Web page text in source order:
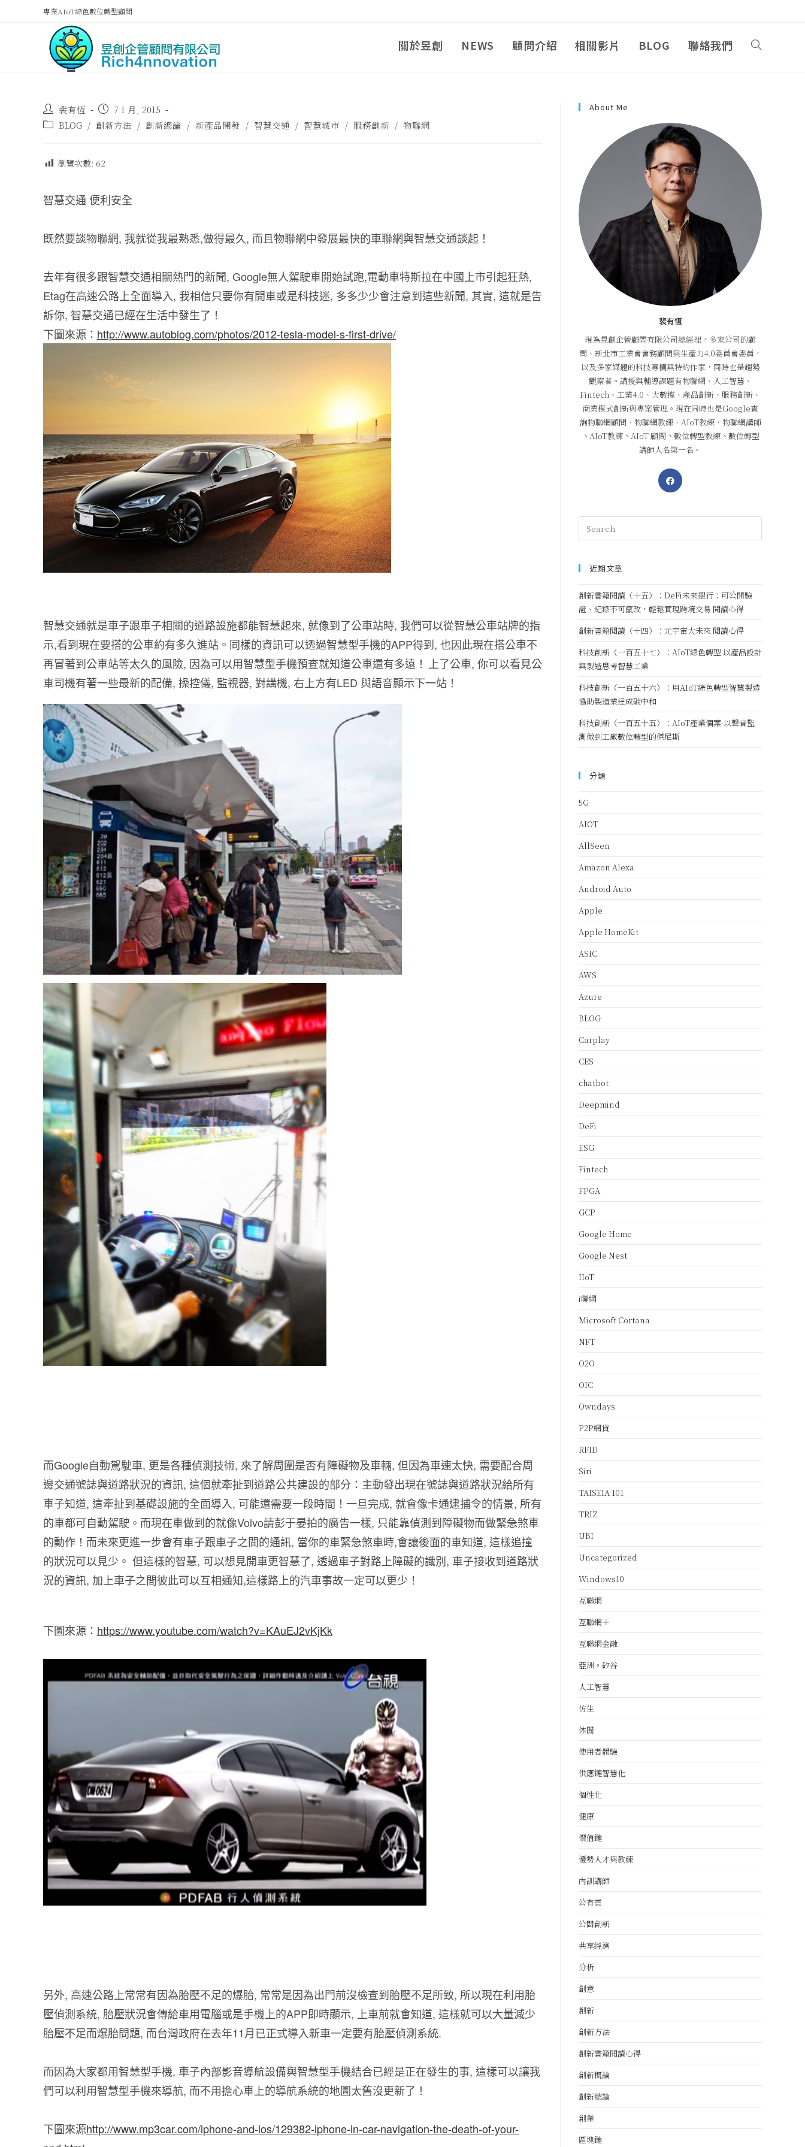
專業AIoT綠色數位轉型顧問
關於昱創 NEWS 顧問介紹 相關影片 BLOG 聯絡我們
裴有恆
7 1 月, 2015
BLOG / 創新方法 / 創新總論 / 新產品開發 / 智慧交通 / 智慧城市 / 服務創新 / 物聯網
瀏覽次數: 62
智慧交通 便利安全
既然要談物聯網, 我就從我最熟悉,做得最久, 而且物聯網中發展最快的車聯網與智慧交通談起！
去年有很多跟智慧交通相關熱門的新聞, Google無人駕駛車開始試跑,電動車特斯拉在中國上市引起狂熱,
Etag在高速公路上全面導入, 我相信只要你有開車或是科技迷, 多多少少會注意到這些新聞, 其實, 這就是告
訴你, 智慧交通已經在生活中發生了！
下圖來源： http://www.autoblog.com/photos/2012-tesla-model-s-first-drive/
智慧交通就是車子跟車子相關的道路設施都能智慧起來, 就像到了公車站時, 我們可以從智慧公車站牌的指
示,看到現在要搭的公車約有多久進站。同樣的資訊可以透過智慧型手機的APP得到, 也因此現在搭公車不
再冒著到公車站等太久的風險, 因為可以用智慧型手機預查就知道公車還有多遠！
上了公車, 你可以看見公
車司機有著一些最新的配備, 操控儀, 監視器, 對講機, 右上方有LED 與語音顯示下一站！
而Google自動駕駛車, 更是各種偵測技術, 來了解周圍是否有障礙物及車輛, 但因為車速太快, 需要配合周
邊交通號誌與道路狀況的資訊, 這個就牽扯到道路公共建設的部分：主動發出現在號誌與道路狀況給所有
車子知道, 這牽扯到基礎設施的全面導入, 可能還需要一段時間！一旦完成, 就會像卡通逮捕令的情景, 所有
的車都可自動駕駛。而現在車做到的就像Volvo請彭于晏拍的廣告一樣, 只能靠偵測到障礙物而做緊急煞車
的動作！而未來更進一步會有車子跟車子之間的通訊, 當你的車緊急煞車時,會讓後面的車知道, 這樣追撞
的狀況可以見少。 但這樣的智慧, 可以想見開車更智慧了, 透過車子對路上障礙的識別, 車子接收到道路狀
況的資訊, 加上車子之間彼此可以互相通知,這樣路上的汽車事故一定可以更少！
下圖來源： https://www.youtube.com/watch?v=KAuEJ2vKjKk
另外, 高速公路上常常有因為胎壓不足的爆胎, 常常是因為出門前沒檢查到胎壓不足所致, 所以現在利用胎
壓偵測系統, 胎壓狀況會傳給車用電腦或是手機上的APP即時顯示, 上車前就會知道, 這樣就可以大量減少
胎壓不足而爆胎問題, 而台灣政府在去年11月已正式導入新車一定要有胎壓偵測系統.
而因為大家都用智慧型手機, 車子內部影音導航設備與智慧型手機結合已經是正在發生的事, 這樣可以讓我
們可以利用智慧型手機來導航, 而不用擔心車上的導航系統的地圖太舊沒更新了！
下圖來源http://www.mp3car.com/iphone-and-ios/129382-iphone-in-car-navigation-the-death-of-your-
About Me
裴有恆
現為昱創企管顧問有限公司總經理，多家公司的顧
問、新北市工業會會務顧問與生產力4.0委員會委員，
以及多家媒體的科技專欄與特約作家，同時也是趨勢
觀察者。講授與輔導課題有物聯網、人工智慧、
Fintech、工業4.0、大數據、產品創新、服務創新、
商業模式創新與專案管理。現在同時也是Google查
詢物聯網顧問、物聯網教練、AIoT教練、物聯網講師
丶AIoT教練丶AIoT 顧問丶數位轉型教練丶數位轉型
講師人名第一名。
近期文章
創新書籍閱讀（十五）：DeFi未來銀行：可公開驗
證、紀錄不可竄改，輕鬆實現跨境交易 閱讀心得
創新書籍閱讀（十四）：元宇宙大未來 閱讀心得
科技創新（一百五十七）：AIoT綠色轉型 以產品設計
與製造思考智慧工業
科技創新（一百五十六）：用AIoT綠色轉型智慧製造
協助製造業達成碳中和
科技創新（一百五十五）：AIoT產業個案-以聲音監
測做到工廠數位轉型的傑尼斯
分類
5G
AIOT
AllSeen
Amazon Alexa
Android Auto
Apple
Apple HomeKit
ASIC
AWS
Azure
BLOG
Carplay
CES
chatbot
Deepmind
DeFi
ESG
Fintech
FPGA
GCP
Google Home
Google Nest
IIoT
i聯網
Microsoft Cortana
NFT
O2O
OIC
Owndays
P2P網貸
RFID
Siri
TAISEIA 101
TRIZ
UBI
Uncategorized
Windows10
互聯網
互聯網＋
互聯網金融
亞洲。矽谷
人工智慧
仿生
休閒
使用者體驗
供應鏈智慧化
個性化
健康
價值鏈
優勢人才與教練
內訓講師
公有雲
公關創新
共享經濟
分析
創意
創新
創新方法
創新書籍閱讀心得
創新概論
創新總論
創業
區塊鏈